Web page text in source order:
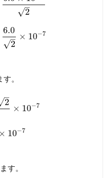
2
–
√
6.0
2
–
√
× 10−7
。
2
–
× 10−7
× 10−7
す。